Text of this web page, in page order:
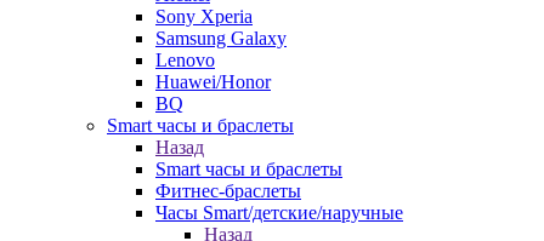
Sony Xperia
Samsung Galaxy
Lenovo
Huawei/Honor
BQ
Smart часы и браслеты
Назад
Smart часы и браслеты
Фитнес-браслеты
Часы Smart/детские/наручные
Назад